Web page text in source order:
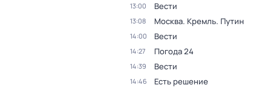
13:00 Вести
13:08 Москва. Кремль. Путин
14:00 Вести
14:27 Погода 24
14:39 Вести
14:46 Есть решение